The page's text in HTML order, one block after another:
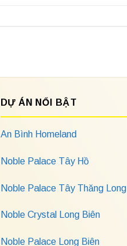
DỰ ÁN NỔI BẬT
An Bình Homeland
Noble Palace Tây Hồ
Noble Palace Tây Thăng Long
Noble Crystal Long Biên
Noble Palace Long Biên